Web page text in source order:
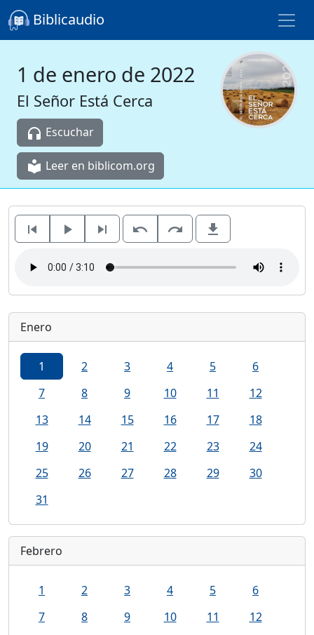
Biblicaudio
1 de enero de 2022
El Señor Está Cerca
headphones Escuchar
local_library Leer en biblicom.org
skip_previous play_arrow skip_next undo redo file_download
Enero
1 2 3 4 5
6
7
8 9 10 11
12
13
14 15 16 17
18
19
20 21 22 23
24
25
26 27 28 29
30
31
Febrero
1 2 3 4 5
6
7
8 9 10 11
12